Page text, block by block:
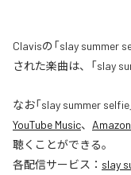
Clavisの「slay summer
された楽曲は、「slay
なお「slay summer selfie
YouTube Music、
聴くことができる。
各配信サービス： slay